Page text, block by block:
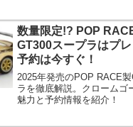
数量限定!? POP
GT300スープラはプレ
予約は今すぐ！
2025年発売のPOP RACE
ラを徹底解説。クロームゴ
魅力と予約情報を紹介！